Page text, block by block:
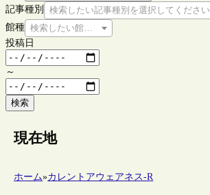
記事種別
検索したい記事種別を選択してください
館種 検索したい館種を選択してください
投稿日
～
検索
現在地
ホーム»カレントアウェアネス-R